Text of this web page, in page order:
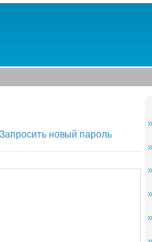
Запросить новый пароль